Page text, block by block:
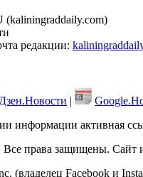
(kaliningraddaily.com)
редакции:
Дзен.Новости |
информации активная
права защищены. Сайт
(владелец Facebook и